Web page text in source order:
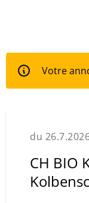
Votre
du
CH BIO